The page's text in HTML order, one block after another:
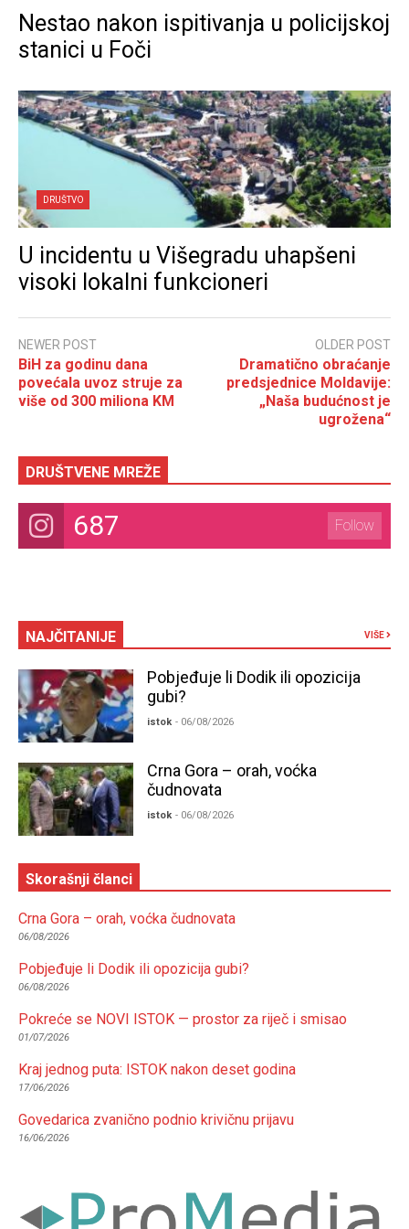
Nestao nakon ispitivanja u policijskoj
stanici u Foči
DRUŠTVO
U incidentu u Višegradu uhapšeni
visoki lokalni funkcioneri
NEWER POST
BiH za godinu dana
povećala uvoz struje za
više od 300 miliona KM
OLDER POST
Dramatično obraćanje
predsjednice Moldavije:
„Naša budućnost je
ugrožena“
DRUŠTVENE MREŽE
687 Follow
NAJČITANIJE VIŠE
Pobjeđuje li Dodik ili opozicija
gubi?
istok - 06/08/2026
Crna Gora – orah, voćka
čudnovata
istok - 06/08/2026
Skorašnji članci
Crna Gora – orah, voćka čudnovata
06/08/2026
Pobjeđuje li Dodik ili opozicija gubi?
06/08/2026
Pokreće se NOVI ISTOK — prostor za riječ i smisao
01/07/2026
Kraj jednog puta: ISTOK nakon deset godina
17/06/2026
Govedarica zvanično podnio krivičnu prijavu
16/06/2026